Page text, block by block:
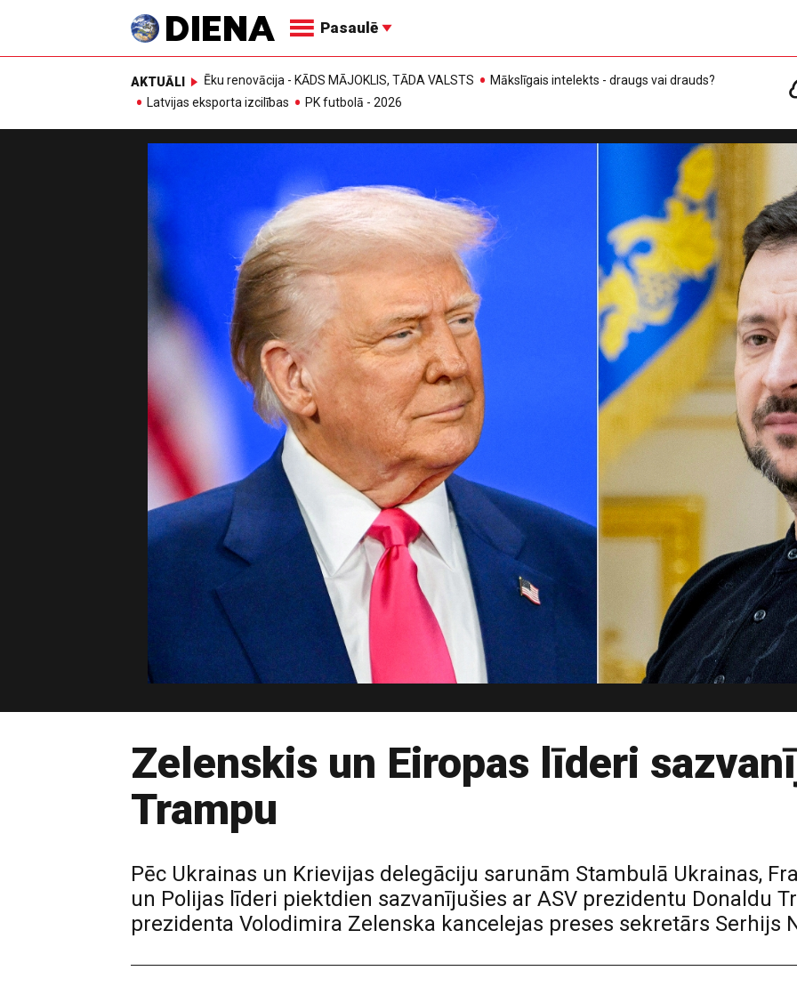
Pasaulē
AKTUĀLI Ēku renovācija - KĀDS MĀJOKLIS, TĀDA VALSTS
Mākslīgais intelekts - draugs vai drauds?
Latvijas eksporta izcilības
PK futbolā - 2026
Zelenskis un Eiropas līderi
Trampu
Pēc Ukrainas un Krievijas delegāciju sarunām Stambulā Ukrainas,
un Polijas līderi piektdien sazvanījušies ar ASV prezidentu Donaldu
prezidenta Volodimira Zelenska kancelejas preses sekretārs Serhijs